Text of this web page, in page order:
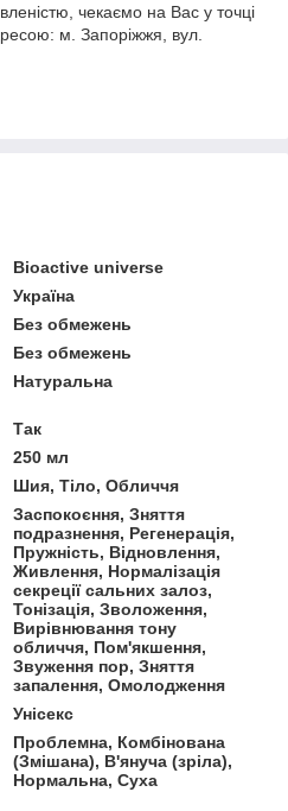
чекаємо на Вас у точці
м. Запоріжжя, вул.
Bioactive universe
Україна
Без обмежень
Без обмежень
Натуральна
Так
250 мл
Шия, Тіло, Обличчя
Заспокоєння, Зняття
подразнення, Регенерація,
Пружність, Відновлення,
Живлення, Нормалізація
секреції сальних залоз,
Тонізація, Зволоження,
Вирівнювання тону
обличчя, Пом'якшення,
Звуження пор, Зняття
запалення, Омолодження
Унісекс
Проблемна, Комбінована
(Змішана), В'януча (зріла),
Нормальна, Суха